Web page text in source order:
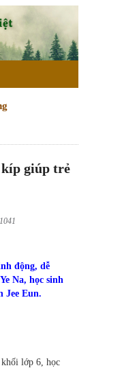
giúp trẻ
động, dễ
Na, học sinh
Jee Eun.
khối lớp 6, học